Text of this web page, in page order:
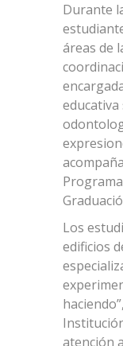
Durante
áreas de
Los
edificios
atención